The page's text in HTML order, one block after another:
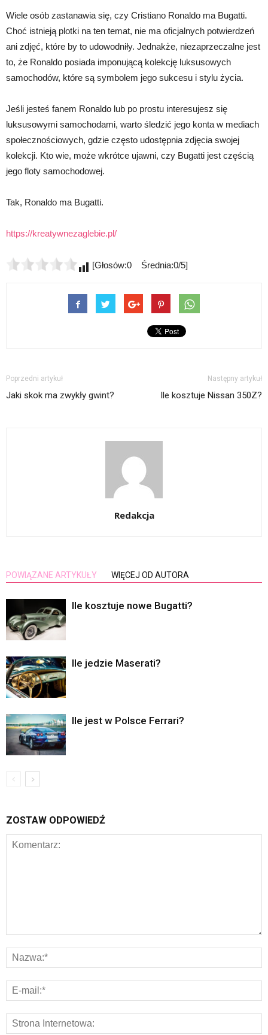
Wiele osób zastanawia się, czy Cristiano Ronaldo ma Bugatti.
Choć istnieją plotki na ten temat, nie ma oficjalnych potwierdzeń
ani zdjęć, które by to udowodniły. Jednakże, niezaprzeczalne jest
to, że Ronaldo posiada imponującą kolekcję luksusowych
samochodów, które są symbolem jego sukcesu i stylu życia.
Jeśli jesteś fanem Ronaldo lub po prostu interesujesz się
luksusowymi samochodami, warto śledzić jego konta w mediach
społecznościowych, gdzie często udostępnia zdjęcia swojej
kolekcji. Kto wie, może wkrótce ujawni, czy Bugatti jest częścią
jego floty samochodowej.
Tak, Ronaldo ma Bugatti.
https://kreatywnezaglebie.pl/
[Głosów:0 Średnia:0/5]
Poprzedni artykuł
Jaki skok ma zwykły gwint?
Następny artykuł
Ile kosztuje Nissan 350Z?
Redakcja
POWIĄZANE ARTYKUŁY WIĘCEJ OD AUTORA
Ile kosztuje nowe Bugatti?
Ile jedzie Maserati?
Ile jest w Polsce Ferrari?
ZOSTAW ODPOWIEDŹ